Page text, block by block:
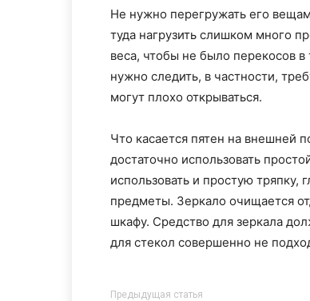
Не нужно перегружать его
туда нагрузить слишком много
веса, чтобы не было перекосов
нужно следить, в частности,
могут плохо открываться.
Что касается пятен на внешней
достаточно использовать
использовать и простую тряпку,
предметы. Зеркало очищается
шкафу. Средство для зеркала
для стекол совершенно не
Предыдущая статья